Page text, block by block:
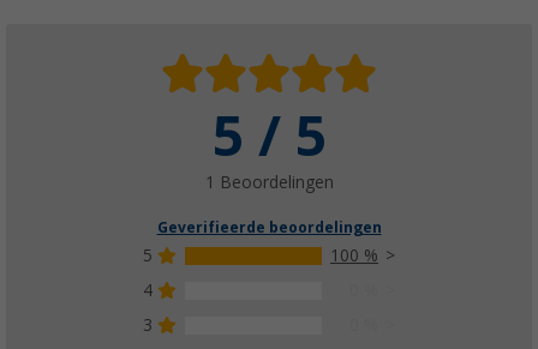
5 / 5
1 Beoordelingen
Geverifieerde beoordelingen
5
100 %
4
3